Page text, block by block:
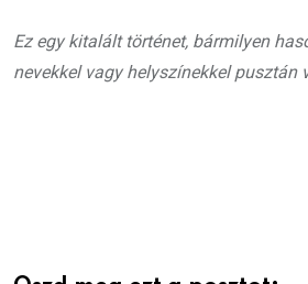
Ez egy kitalált történet, bármilyen
nevekkel vagy helyszínekkel pusztán